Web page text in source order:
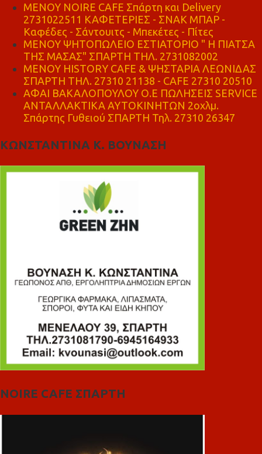
MENOY NOIRE CAFE Σπάρτη και Delivery
2731022511 ΚΑΦΕΤΕΡΙΕΣ - ΣΝΑΚ ΜΠΑΡ -
Καφέδες - Σάντουιτς - Μπεκέτες - Πίτες
ΜΕΝΟΥ ΨΗΤΟΠΩΛΕΙΟ ΕΣΤΙΑΤΟΡΙΟ " Η ΠΙΑΤΣΑ
ΤΗΣ ΜΑΣΑΣ" ΣΠΑΡΤΗ ΤΗΛ. 2731082002
ΜΕΝΟΥ HISTORY CAFE & ΨΗΣΤΑΡΙΑ ΛΕΩΝΙΔΑΣ
ΣΠΑΡΤΗ ΤΗΛ. 27310 21138 - CAFE 27310 20510
ΑΦΑΙ ΒΑΚΑΛΟΠΟΥΛΟΥ Ο.Ε ΠΩΛΗΣΕΙΣ SERVICE
ΑΝΤΑΛΛΑΚΤΙΚΑ ΑΥΤΟΚΙΝΗΤΩΝ 2οχλμ.
Σπάρτης Γυθειού ΣΠΑΡΤΗ Τηλ. 27310 26347
ΚΩΝΣΤΑΝΤΙΝΑ Κ. ΒΟΥΝΑΣΗ
NOIRE CAFE ΣΠΑΡΤΗ